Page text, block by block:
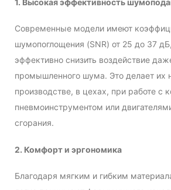
1. Высокая эффективность
Современные модели имеют
шумопоглощения (SNR) от 25 до 37
эффективно снизить воздействие
промышленного шума. Это делает их
производстве, в цехах, при работе с
пневмоинструментом или
сгорания.
2. Комфорт и эргономика
Благодаря мягким и гибким